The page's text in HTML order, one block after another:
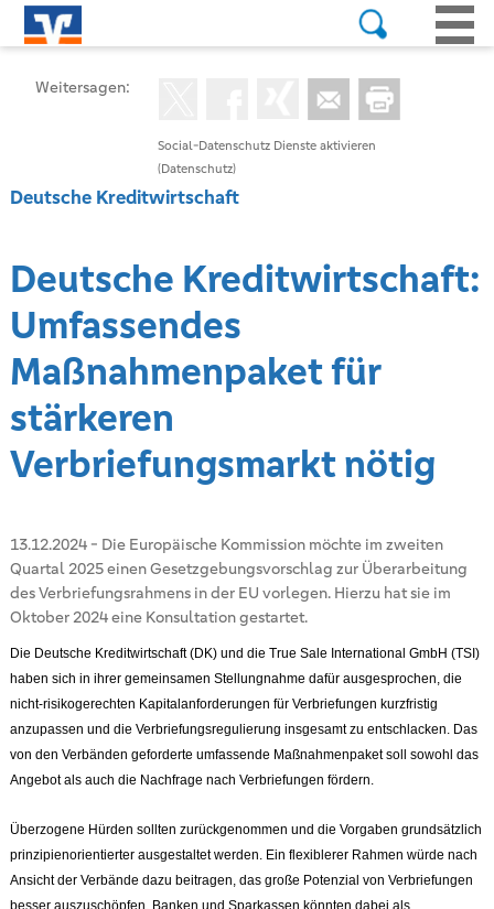
Social-Datenschutz Dienste aktivieren
(Datenschutz)
Weitersagen:
Deutsche Kreditwirtschaft
Deutsche Kreditwirtschaft:
Umfassendes
Maßnahmenpaket für
stärkeren
Verbriefungsmarkt nötig
13.12.2024- Die Europäische Kommission möchte im zweiten
Quartal 2025 einen Gesetzgebungsvorschlag zur Überarbeitung
des Verbriefungsrahmens in der EU vorlegen. Hierzu hat sie im
Oktober 2024 eine Konsultation gestartet.
Die Deutsche Kreditwirtschaft (DK) und die True Sale International GmbH (TSI)
haben sich in ihrer gemeinsamen Stellungnahme dafür ausgesprochen, die
nicht-risikogerechten Kapitalanforderungen für Verbriefungen kurzfristig
anzupassen und die Verbriefungsregulierung insgesamt zu entschlacken. Das
von den Verbänden geforderte umfassende Maßnahmenpaket soll sowohl das
Angebot als auch die Nachfrage nach Verbriefungen fördern.
Überzogene Hürden sollten zurückgenommen und die Vorgaben grundsätzlich
prinzipienorientierter ausgestaltet werden. Ein flexiblerer Rahmen würde nach
Ansicht der Verbände dazu beitragen, das große Potenzial von Verbriefungen
besser auszuschöpfen. Banken und Sparkassen könnten dabei als